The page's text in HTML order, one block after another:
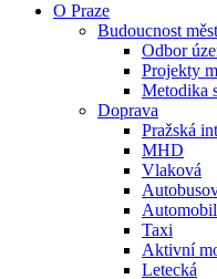
O Praze
Budoucnost
Odbor
Projekty
Metodika
Doprava
Pražská
MHD
Vlaková
Taxi
Aktivní
Letecká